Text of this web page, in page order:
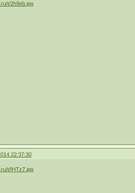
22:37:30